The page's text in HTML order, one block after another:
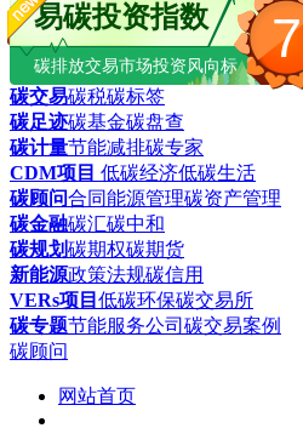
7
易碳投资指数
碳排放交易市场投资风向标
碳交易碳税碳标签
碳足迹碳基金碳盘查
碳计量节能减排碳专家
CDM项目 低碳经济低碳生活
碳顾问合同能源管理碳资产管理
碳金融碳汇碳中和
碳规划碳期权碳期货
新能源政策法规碳信用
VERs项目 低碳环保碳交易所
碳专题节能服务公司 碳交易案例
碳顾问
网站首页